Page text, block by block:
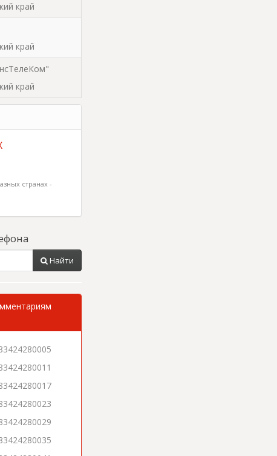
край
край
край
странах -
Найти